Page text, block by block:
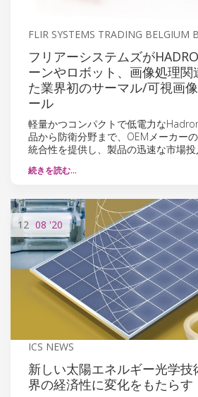
FLIR SYSTEMS TRADING BELGIUM
フリアーシステムズが
ーンやロボット、画像処理
た業界初のサーマル/可視画
ール
軽量かつコンパクトで低電力な
品から防衛分野まで、OEMメーカー
統合性を提供し、製品の迅速な市場
続きを読む…
12 08 '20
ICS NEWS
新しい太陽エネルギー光学
界の経済性に変化をもたらす